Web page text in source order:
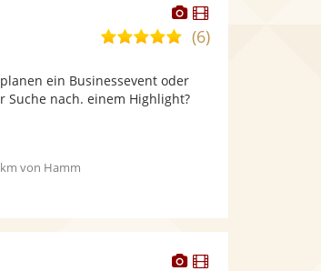
Dieser
Künstler
stellt
bereit.
Dieser
Künstler
5,0
5
Sternen
(6)
ein Businessevent oder
nach. einem Highlight?
von Hamm
DieserDieser